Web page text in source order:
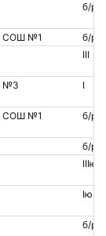
б/р
СОШ №1
б/р
III
№3 I
СОШ №1 б/р
б/р
IIIю
Iю
б/р